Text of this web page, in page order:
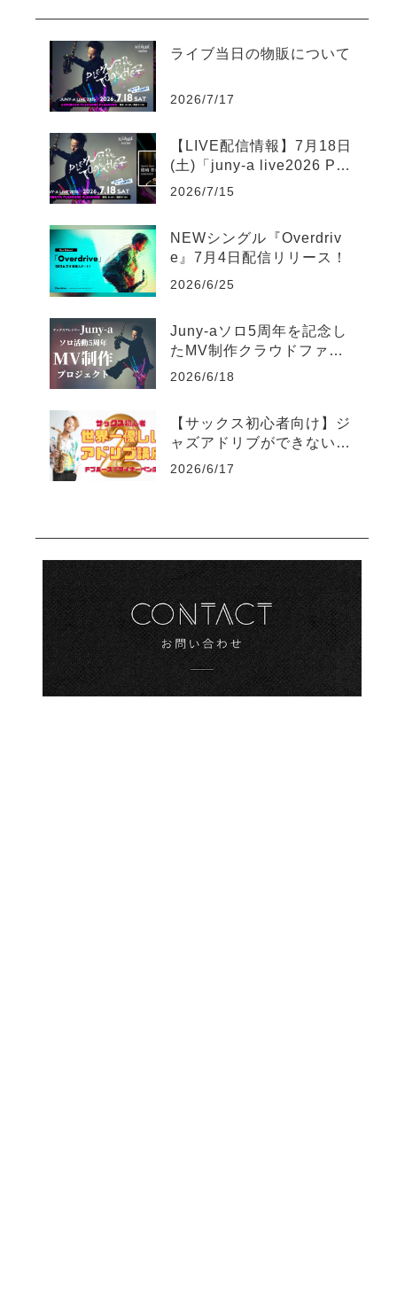
ライブ当日の物販について
2026/7/17
【LIVE配信情報】7月18日
(土)「juny-a live2026 Ple
asure Together」ツイキャ
2026/7/15
NEWシングル『Overdriv
e』7月4日配信リリース！
2026/6/25
Juny-aソロ5周年を記念し
たMV制作クラウドファン
ディングがスタート
2026/6/18
【サックス初心者向け】ジ
ャズアドリブができない人
のための世界一優しい練習
2026/6/17